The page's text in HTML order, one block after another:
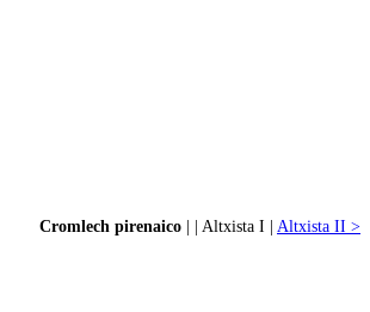
Cromlech pirenaico | | Altxista I | Altxista II >